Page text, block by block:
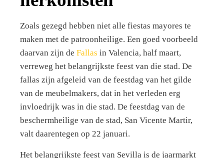
Zoals gezegd hebben niet alle fiestas mayores te
maken met de patroonheilige. Een goed voorbeeld
daarvan zijn de Fallas in Valencia, half maart,
verreweg het belangrijkste feest van die stad. De
fallas zijn afgeleid van de feestdag van het gilde
van de meubelmakers, dat in het verleden erg
invloedrijk was in die stad. De feestdag van de
beschermheilige van de stad, San Vicente Martir,
valt daarentegen op 22 januari.
Het belangrijkste feest van Sevilla is de jaarmarkt